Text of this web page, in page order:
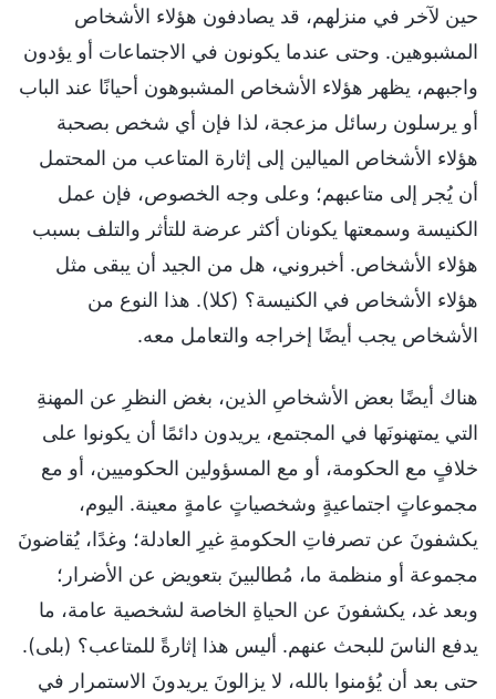
حين لآخر في منزلهم، قد يصادفون هؤلاء الأشخاص
المشبوهين. وحتى عندما يكونون في الاجتماعات أو يؤدون
واجبهم، يظهر هؤلاء الأشخاص المشبوهون أحيانًا عند الباب
أو يرسلون رسائل مزعجة، لذا فإن أي شخص بصحبة
هؤلاء الأشخاص الميالين إلى إثارة المتاعب من المحتمل
أن يُجر إلى متاعبهم؛ وعلى وجه الخصوص، فإن عمل
الكنيسة وسمعتها يكونان أكثر عرضة للتأثر والتلف بسبب
هؤلاء الأشخاص. أخبروني، هل من الجيد أن يبقى مثل
هؤلاء الأشخاص في الكنيسة؟ (كلا). هذا النوع من
الأشخاص يجب أيضًا إخراجه والتعامل معه.
هناك أيضًا بعض الأشخاصِ الذين، بغض النظرِ عن المهنةِ
التي يمتهنونَها في المجتمع، يريدون دائمًا أن يكونوا على
خلافٍ مع الحكومة، أو مع المسؤولين الحكوميين، أو مع
مجموعاتٍ اجتماعيةٍ وشخصياتٍ عامةٍ معينة. اليوم،
يكشفونَ عن تصرفاتِ الحكومةِ غيرِ العادلة؛ وغدًا، يُقاضونَ
مجموعة أو منظمة ما، مُطالبينَ بتعويض عن الأضرار؛
وبعد غد، يكشفونَ عن الحياةِ الخاصة لشخصية عامة، ما
يدفع الناسَ للبحث عنهم. أليس هذا إثارةً للمتاعب؟ (بلى).
حتى بعد أن يُؤمنوا بالله، لا يزالونَ يريدونَ الاستمرار في